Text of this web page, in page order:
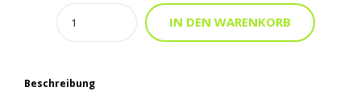
Quantity
IN DEN WARENKORB
Beschreibung